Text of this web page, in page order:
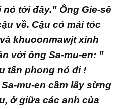
tới đây.” Ông Gie-sê
về. Cậu có mái tóc
khuoonmawjt xinh
với ông Sa-mu-en: ”
tấn phong nó đi !
mu-en cầm lấy sừng
ở giữa các anh của